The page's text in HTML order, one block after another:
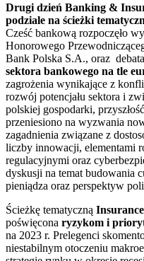
Drugi dzień Banking &
podziale na ścieżki
Cześć bankową rozpoczęło
Honorowego
Bank Polska S.A., oraz
sektora bankowego na tle
zagrożenia wynikające z
rozwój potencjału sektora i
polskiej gospodarki,
przeniesiono na wyzwania
zagadnienia związane z
liczby innowacji, elementami
regulacyjnymi oraz
dyskusji na temat budowania
pieniądza oraz perspektyw
Ścieżkę tematyczną
poświęcona ryzykom i
na 2023 r. Prelegenci
niestabilnym otoczeniu